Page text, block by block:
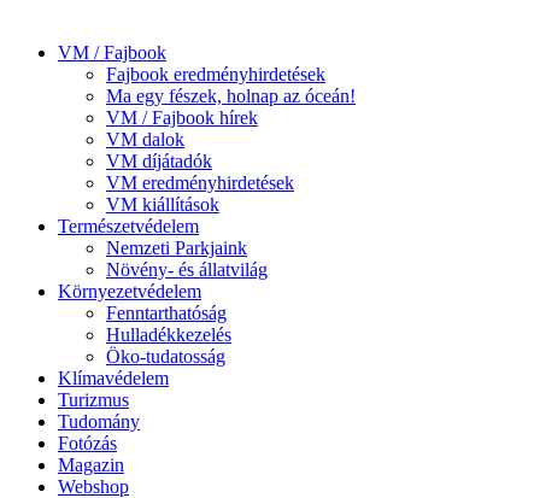
VM / Fajbook
Fajbook eredményhirdetések
Ma egy fészek, holnap az óceán!
VM / Fajbook hírek
VM dalok
VM díjátadók
VM eredményhirdetések
VM kiállítások
Természetvédelem
Nemzeti Parkjaink
Növény- és állatvilág
Környezetvédelem
Fenntarthatóság
Hulladékkezelés
Öko-tudatosság
Klímavédelem
Turizmus
Tudomány
Fotózás
Magazin
Webshop